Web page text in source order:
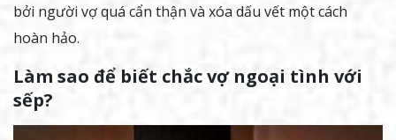
bởi người vợ quá cẩn thận và xóa dấu vết một cách
hoàn hảo.
Làm sao để biết chắc vợ ngoại tình với
sếp?